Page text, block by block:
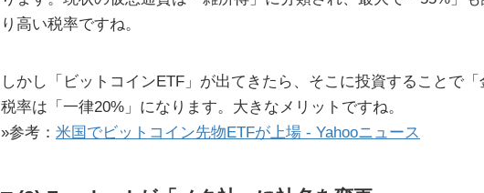
り高い税率ですね。
しかし「ビットコインETF」が出てきたら、そこに投資することで「
税率は「一律20%」になります。大きなメリットですね。
»参考： 米国でビットコイン先物ETFが上場 - Yahooニュース